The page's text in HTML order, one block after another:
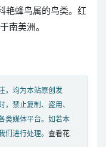
艳蜂鸟属的鸟类。红
南美洲。
，均为本站原创发
，禁止复制、盗用、
类媒体平台。如若本
们进行处理。 查看花